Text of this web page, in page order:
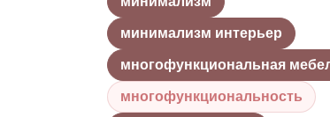
минимализм интерьер
многофункциональная
многофункциональность